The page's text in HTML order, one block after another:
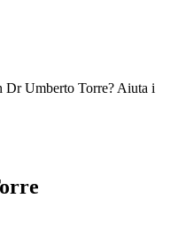
Dr Umberto Torre? Aiuta i